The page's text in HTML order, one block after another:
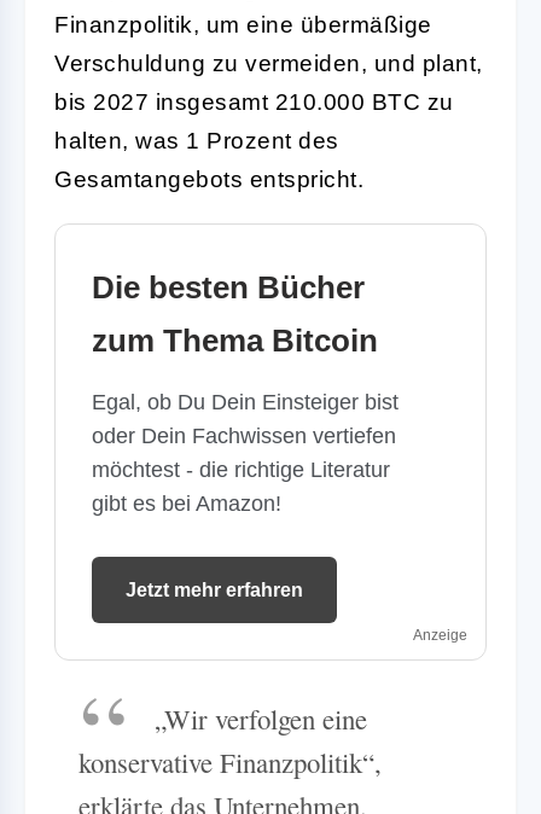
Finanzpolitik, um eine übermäßige
Verschuldung zu vermeiden, und plant,
bis 2027 insgesamt 210.000 BTC zu
halten, was 1 Prozent des
Gesamtangebots entspricht.
Die besten Bücher
zum Thema Bitcoin
Egal, ob Du Dein Einsteiger bist
oder Dein Fachwissen vertiefen
möchtest - die richtige Literatur
gibt es bei Amazon!
Jetzt mehr erfahren
Anzeige
„Wir verfolgen eine
konservative Finanzpolitik“,
erklärte das Unternehmen.